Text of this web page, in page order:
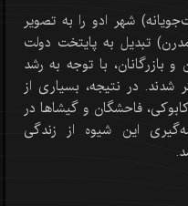
شهر ادو را به تصویر
ادو (توکیوِ مدرن) تبدیل به پایتخت دولت
بازرگانان، با توجه به رشد
شدند. در نتیجه، بسیاری از
فاحشگان و گیشاها در
این شیوه از زندگی